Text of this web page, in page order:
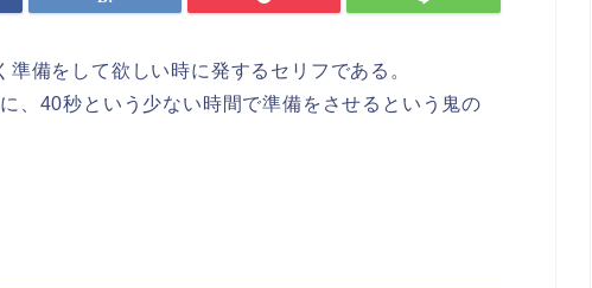
準備をして欲しい時に発するセリフである。
、40秒という少ない時間で準備をさせるという鬼の